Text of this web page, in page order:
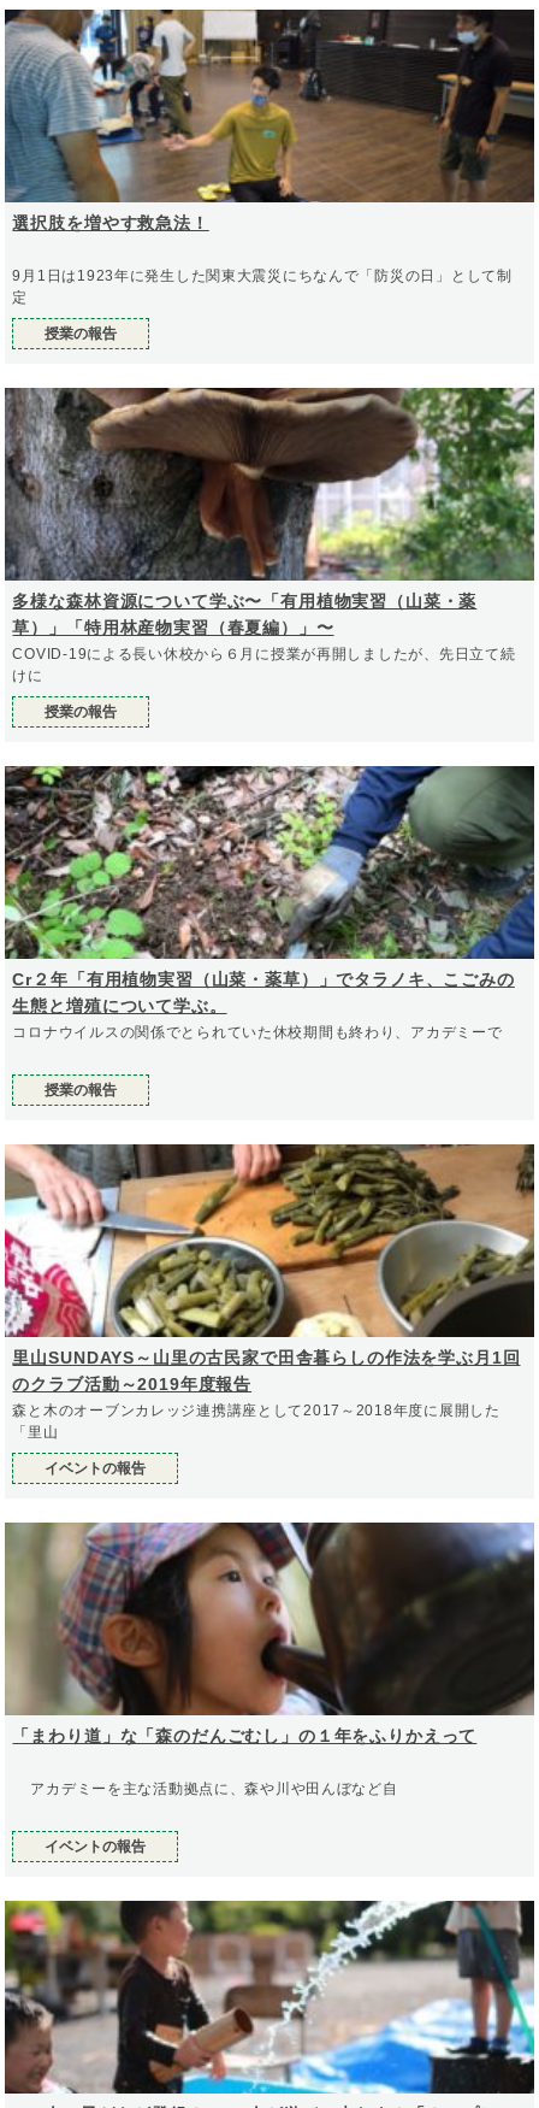
選択肢を増やす救急法！
9月1日は1923年に発生した関東大震災にちなんで「防災の日」として制
定
授業の報告
多様な森林資源について学ぶ〜「有用植物実習（山菜・薬
草）」「特用林産物実習（春夏編）」〜
COVID-19による長い休校から６月に授業が再開しましたが、先日立て続
けに
授業の報告
Cr２年「有用植物実習（山菜・薬草）」でタラノキ、こごみの
生態と増殖について学ぶ。
コロナウイルスの関係でとられていた休校期間も終わり、アカデミーで
授業の報告
里山SUNDAYS～山里の古民家で田舎暮らしの作法を学ぶ月1回
のクラブ活動～2019年度報告
森と木のオーブンカレッジ連携講座として2017～2018年度に展開した
「里山
イベントの報告
「まわり道」な「森のだんごむし」の１年をふりかえって
アカデミーを主な活動拠点に、森や川や田んぼなど自
イベントの報告